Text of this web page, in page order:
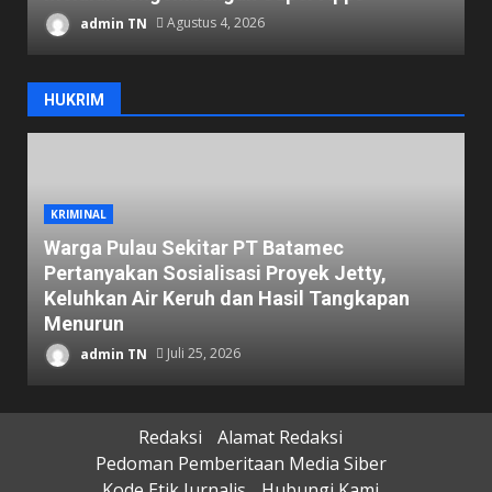
admin TN Agustus 4, 2026
HUKRIM
KRIMINAL
Warga Pulau Sekitar PT Batamec
Pertanyakan Sosialisasi Proyek Jetty,
Keluhkan Air Keruh dan Hasil Tangkapan
Menurun
admin TN Juli 25, 2026
Redaksi
Alamat Redaksi
Pedoman Pemberitaan Media Siber